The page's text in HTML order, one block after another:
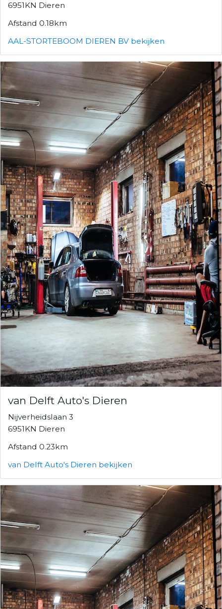
6951KN Dieren
Afstand 0.18km
AAL-STORTEBOOM DIEREN BV bekijken
van Delft Auto's Dieren
Nijverheidslaan 3
6951KN Dieren
Afstand 0.23km
van Delft Auto's Dieren bekijken